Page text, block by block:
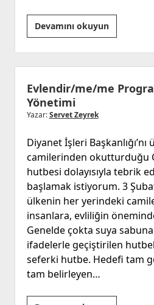
Devamını okuyunMerhamet
merhamet
Evlendir/me/me
Yönetimi
Yazar:Servet Zeyrek
Diyanet İşleri
camilerinden okutturduğu
hutbesi dolayısıyla tebrik
başlamak istiyorum. 3
ülkenin her yerindeki
insanlara, evliliğin
Genelde çokta suya
ifadelerle geçiştirilen
seferki hutbe. Hedefi tam
tam belirleyen…